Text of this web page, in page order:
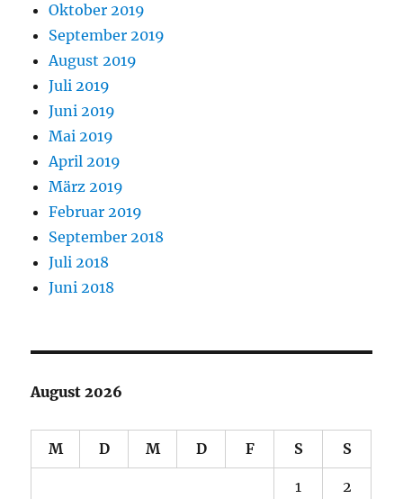
Oktober 2019
September 2019
August 2019
Juli 2019
Juni 2019
Mai 2019
April 2019
März 2019
Februar 2019
September 2018
Juli 2018
Juni 2018
August 2026
M D M D F S S
1 2